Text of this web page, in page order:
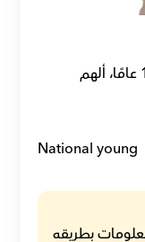
National young